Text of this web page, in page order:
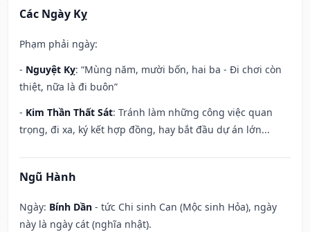
Các Ngày Kỵ
Phạm phải ngày:
- Nguyệt Kỵ: “Mùng năm, mười bốn, hai ba - Đi chơi còn
thiệt, nữa là đi buôn”
- Kim Thần Thất Sát: Tránh làm những công việc quan
trọng, đi xa, ký kết hợp đồng, hay bắt đầu dự án lớn...
Ngũ Hành
Ngày: Bính Dần - tức Chi sinh Can (Mộc sinh Hỏa), ngày
này là ngày cát (nghĩa nhật).